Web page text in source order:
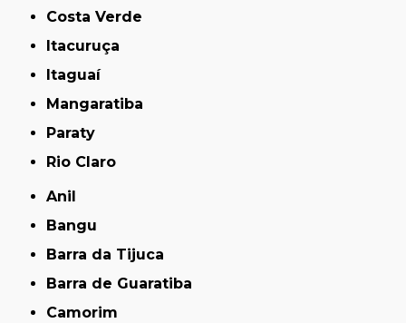
Costa Verde
Itacuruça
Itaguaí
Mangaratiba
Paraty
Rio Claro
Anil
Bangu
Barra da Tijuca
Barra de Guaratiba
Camorim